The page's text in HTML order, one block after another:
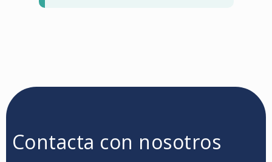
Contacta con nosotros